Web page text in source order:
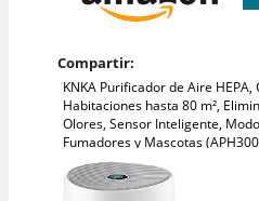
Compartir:
KNKA Purificador de Aire HEPA,
Habitaciones hasta 80 m²,
Olores, Sensor Inteligente,
Fumadores y Mascotas